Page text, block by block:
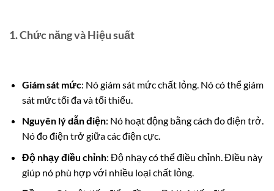
1. Chức năng và Hiệu suất
Giám sát mức: Nó giám sát mức chất lỏng. Nó có thể giám
sát mức tối đa và tối thiểu.
Nguyên lý dẫn điện: Nó hoạt động bằng cách đo điện trở.
Nó đo điện trở giữa các điện cực.
Độ nhạy điều chỉnh: Độ nhạy có thể điều chỉnh. Điều này
giúp nó phù hợp với nhiều loại chất lỏng.